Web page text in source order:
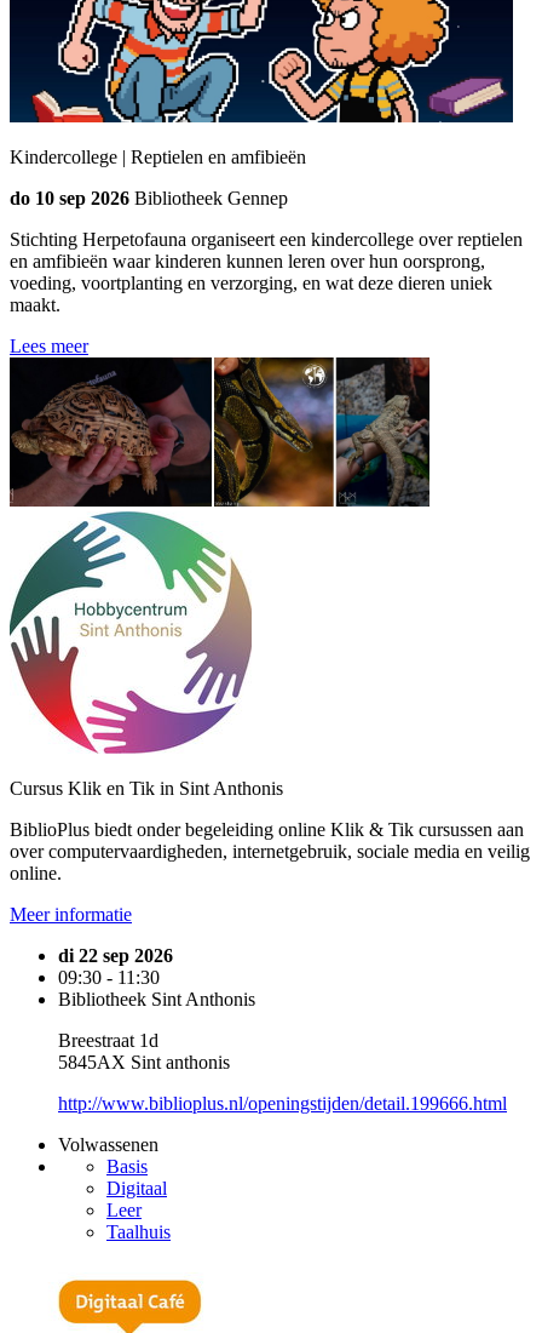
Kindercollege | Reptielen en amfibieën
do 10 sep 2026 Bibliotheek Gennep
Stichting Herpetofauna organiseert een kindercollege over reptielen
en amfibieën waar kinderen kunnen leren over hun oorsprong,
voeding, voortplanting en verzorging, en wat deze dieren uniek
maakt.
Lees meer
Cursus Klik en Tik in Sint Anthonis
BiblioPlus biedt onder begeleiding online Klik & Tik cursussen aan
over computervaardigheden, internetgebruik, sociale media en veilig
online.
Meer informatie
di 22 sep 2026
09:30 - 11:30
Bibliotheek Sint Anthonis
Breestraat 1d
5845AX Sint anthonis
http://www.biblioplus.nl/openingstijden/detail.199666.html
Volwassenen
Basis
Digitaal
Leer
Taalhuis